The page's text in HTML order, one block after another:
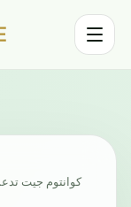
Toggle
كوانتوم جيت